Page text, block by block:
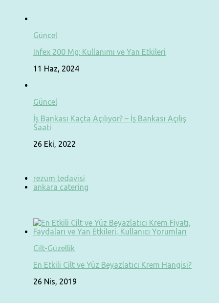
Güncel
Infex 200 Mg: Kullanımı ve Yan Etkileri
11 Haz, 2024
Güncel
İş Bankası Kaçta Açılıyor? – İş Bankası Açılış
Saati
26 Eki, 2022
rezum tedavisi
ankara catering
Cilt-Güzellik
En Etkili Cilt ve Yüz Beyazlatıcı Krem Hangisi?
26 Nis, 2019